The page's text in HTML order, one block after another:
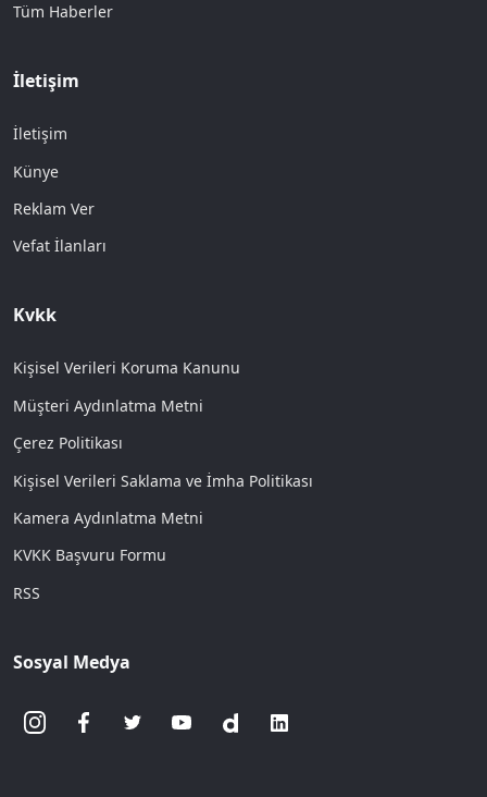
Tüm Haberler
İletişim
İletişim
Künye
Reklam Ver
Vefat İlanları
Kvkk
Kişisel Verileri Koruma Kanunu
Müşteri Aydınlatma Metni
Çerez Politikası
Kişisel Verileri Saklama ve İmha Politikası
Kamera Aydınlatma Metni
KVKK Başvuru Formu
RSS
Sosyal Medya